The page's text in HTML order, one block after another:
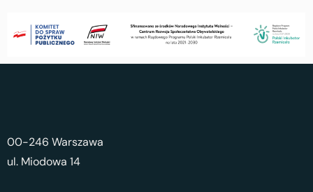
00-246 Warszawa
ul. Miodowa 14